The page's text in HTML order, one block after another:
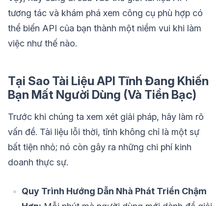
tương tác và khám phá xem công cụ phù hợp có
thể biến API của bạn thành một niềm vui khi làm
việc như thế nào.
Tại Sao Tài Liệu API Tĩnh Đang Khiến
Bạn Mất Người Dùng (Và Tiền Bạc)
Trước khi chúng ta xem xét giải pháp, hãy làm rõ
vấn đề. Tài liệu lỗi thời, tĩnh không chỉ là một sự
bất tiện nhỏ; nó còn gây ra những chi phí kinh
doanh thực sự.
Quy Trình Hướng Dẫn Nhà Phát Triển Chậm